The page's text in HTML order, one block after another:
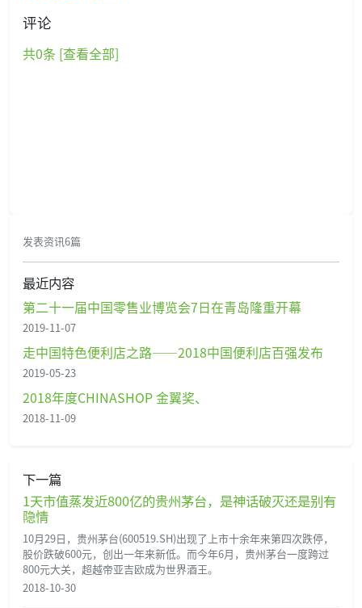
评论
共0条 [查看全部]
发表资讯6篇
最近内容
第二十一届中国零售业博览会7日在青岛隆重开幕
2019-11-07
走中国特色便利店之路——2018中国便利店百强发布
2019-05-23
2018年度CHINASHOP 金翼奖、
2018-11-09
下一篇
1天市值蒸发近800亿的贵州茅台，是神话破灭还是别有
隐情
10月29日，贵州茅台(600519.SH)出现了上市十余年来第四次跌停，
股价跌破600元，创出一年来新低。而今年6月，贵州茅台一度跨过
800元大关，超越帝亚吉欧成为世界酒王。
2018-10-30